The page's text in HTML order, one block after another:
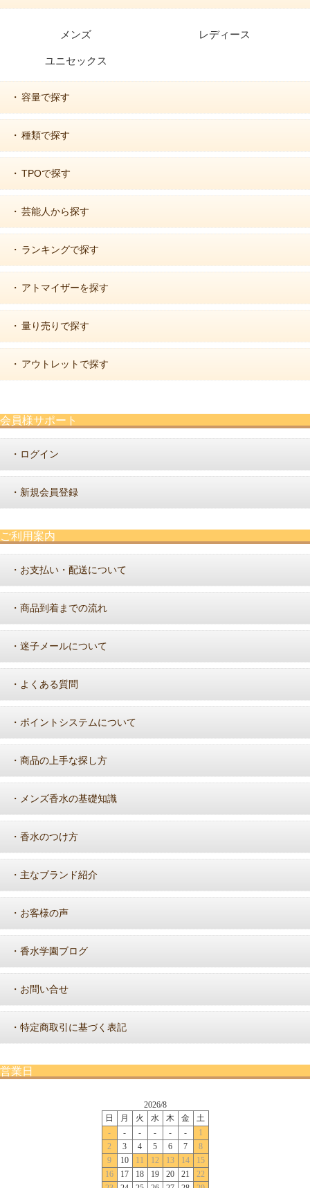
メンズ レディース
ユニセックス
・ 容量で探す
・ 種類で探す
・ TPOで探す
・ 芸能人から探す
・ ランキングで探す
・ アトマイザーを探す
・ 量り売りで探す
・ アウトレットで探す
会員様サポート
・ ログイン
・ 新規会員登録
ご利用案内
・ お支払い・配送について
・ 商品到着までの流れ
・ 迷子メールについて
・ よくある質問
・ ポイントシステムについて
・ 商品の上手な探し方
・ メンズ香水の基礎知識
・ 香水のつけ方
・ 主なブランド紹介
・ お客様の声
・ 香水学園ブログ
・ お問い合せ
・ 特定商取引に基づく表記
営業日